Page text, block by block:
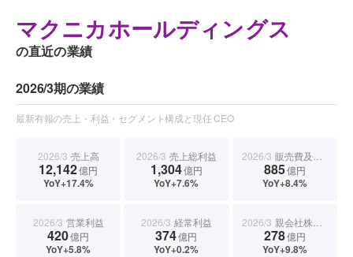
マクニカホールディングス
の直近の業績
2026/3期の業績
最新有報の売上・利益・セグメント構成と現任 CEO
2026/3 売上高
12,142億円
YoY+17.4%
2026/3 売上総利益
1,304億円
YoY+7.6%
2026/3 販売費及び一般管理費
885億円
YoY+8.4%
2026/3 営業利益
420億円
YoY+5.8%
2026/3 経常利益
374億円
YoY+0.2%
2026/3 親会社株主に帰属する当期純利益
278億円
YoY+9.8%